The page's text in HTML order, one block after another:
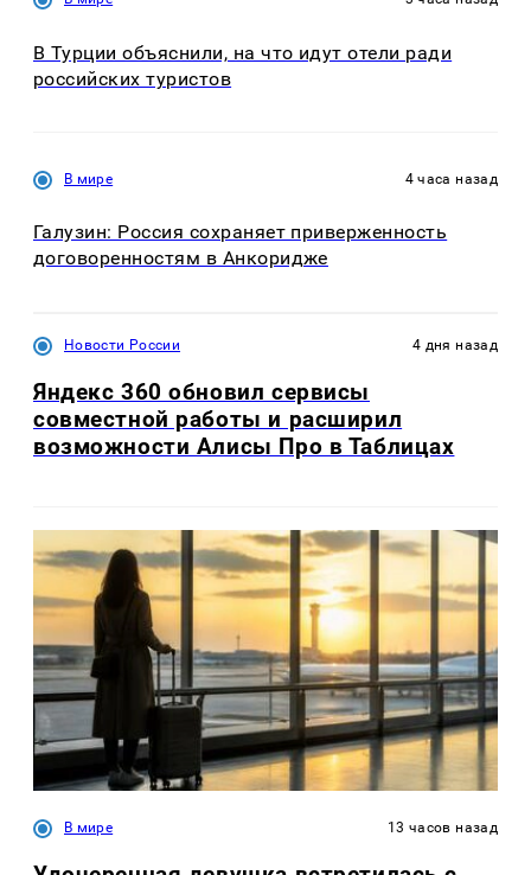
В Турции объяснили, на что идут отели ради
российских туристов
В мире 4 часа назад
Галузин: Россия сохраняет приверженность
договоренностям в Анкоридже
Новости России 4 дня назад
Яндекс 360 обновил сервисы
совместной работы и расширил
возможности Алисы Про в Таблицах
В мире 13 часов назад